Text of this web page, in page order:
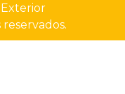
reservados.